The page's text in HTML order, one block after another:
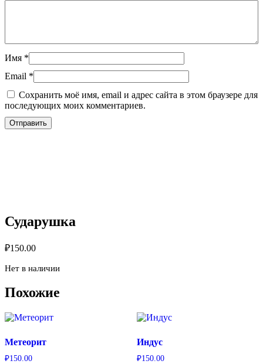
Имя *
Email *
Сохранить моё имя, email и адрес сайта в этом браузере для
последующих моих комментариев.
Сударушка
₽150.00
Нет в наличии
Похожие
Метеорит
₽150.00
Индус
₽150.00